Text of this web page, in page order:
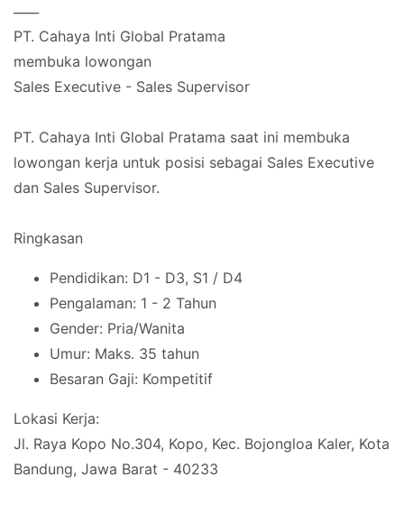
PT. Cahaya Inti Global Pratama
membuka lowongan
Sales Executive - Sales Supervisor
PT. Cahaya Inti Global Pratama saat ini membuka
lowongan kerja untuk posisi sebagai Sales Executive
dan Sales Supervisor.
Ringkasan
Pendidikan: D1 - D3, S1 / D4
Pengalaman: 1 - 2 Tahun
Gender: Pria/Wanita
Umur: Maks. 35 tahun
Besaran Gaji: Kompetitif
Lokasi Kerja:
Jl. Raya Kopo No.304, Kopo, Kec. Bojongloa Kaler, Kota
Bandung, Jawa Barat - 40233